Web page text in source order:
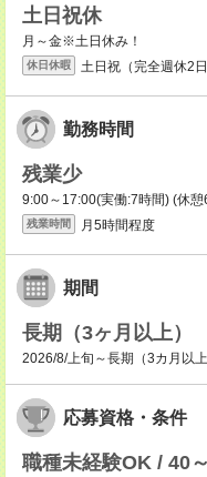
土日祝休
月～金※土日休み！
休日休暇 土日祝（完全週休2
勤務時間
残業少
9:00～17:00(実働:7時間) (休憩
残業時間 月5時間程度
期間
長期（3ヶ月以上）
2026/8/上旬～長期（3カ月以
応募資格・条件
職種未経験OK / 40